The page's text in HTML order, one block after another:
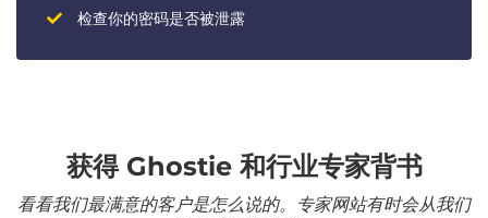
检查你的密码是否被泄露
获得 Ghostie 和行业专家背书
看看我们最满意的客户是怎么说的。专家网站有时会从我们